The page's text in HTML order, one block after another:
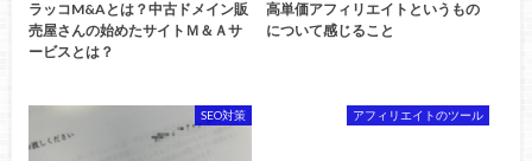
ラッコM&Aとは？中古ドメイン販
売屋さんの始めたサイトＭ＆Ａサ
ービスとは？
高単価アフィリエイトというもの
について感じること
SEO対策 アフィリエイトのツール